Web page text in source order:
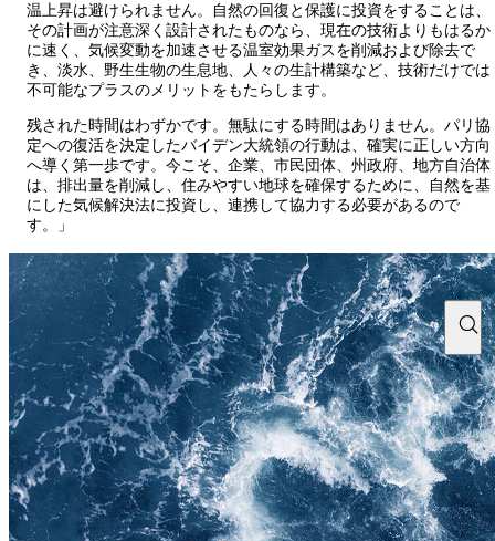
温上昇は避けられません。自然の回復と保護に投資をすることは、
その計画が注意深く設計されたものなら、現在の技術よりもはるか
に速く、気候変動を加速させる温室効果ガスを削減および除去で
き、淡水、野生生物の生息地、人々の生計構築など、技術だけでは
不可能なプラスのメリットをもたらします。
残された時間はわずかです。無駄にする時間はありません。パリ協
定への復活を決定したバイデン大統領の行動は、確実に正しい方向
へ導く第一歩です。今こそ、企業、市民団体、州政府、地方自治体
は、排出量を削減し、住みやすい地球を確保するために、自然を基
にした気候解決法に投資し、連携して協力する必要があるので
す。」